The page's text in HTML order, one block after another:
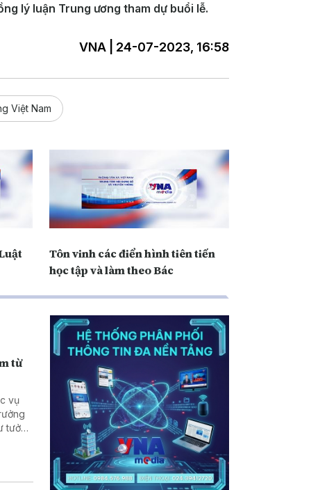
lý luận Trung ương tham dự buổi lễ.
VNA | 24-07-2023, 16:58
Việt Nam
Tôn vinh các điển hình tiên tiến
học tập và làm theo Bác
từ
vụ
tưởng
dung